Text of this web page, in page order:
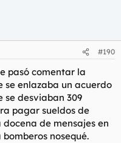
#190
pasó comentar la
se enlazaba un acuerdo
se desviaban 309
pagar sueldos de
de mensajes en
nosequé.